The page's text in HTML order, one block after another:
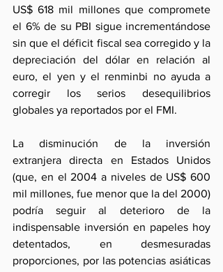
US$ 618 mil millones que compromete
el 6% de su PBI sigue incrementándose
sin que el déficit fiscal sea corregido y la
depreciación del dólar en relación al
euro, el yen y el renminbi no ayuda a
corregir los serios desequilibrios
globales ya reportados por el FMI.
La disminución de la inversión
extranjera directa en Estados Unidos
(que, en el 2004 a niveles de US$ 600
mil millones, fue menor que la del 2000)
podría seguir al deterioro de la
indispensable inversión en papeles hoy
detentados, en desmesuradas
proporciones, por las potencias asiáticas